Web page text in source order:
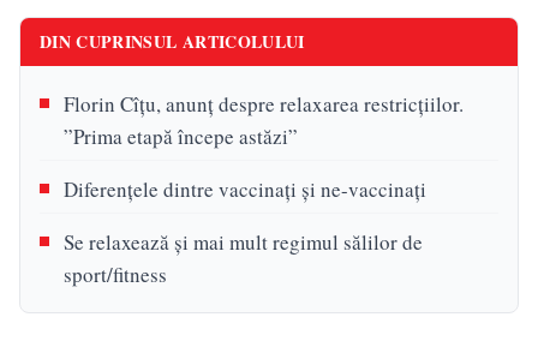
DIN CUPRINSUL ARTICOLULUI
Florin Cîțu, anunț despre relaxarea restricțiilor.
”Prima etapă începe astăzi”
Diferențele dintre vaccinați și ne-vaccinați
Se relaxează și mai mult regimul sălilor de
sport/fitness